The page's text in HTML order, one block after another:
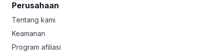
Perusahaan
Tentang kami
Keamanan
Program afiliasi